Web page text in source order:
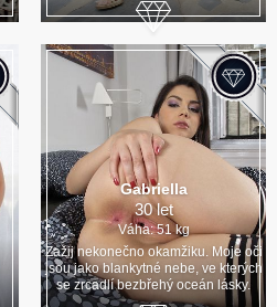
Gabriella
30 let
Váha: 51 kg
Zažij nekonečno okamžiku. Moje oči
jsou jako blankytné nebe, ve kterých
se zrcadlí bezbřehý oceán lásky.